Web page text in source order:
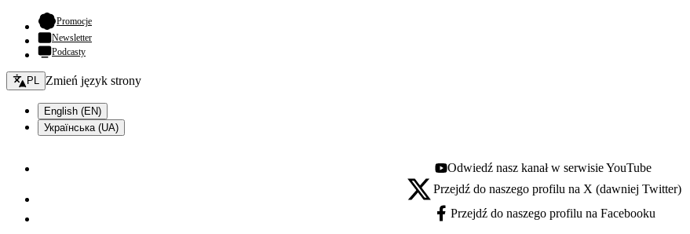
Promocje- otwiera się w nowej karcie
Newsletter
Podcasty
Zmień język - bieżący:
PL Zmień język strony
English (EN)
Українська (UA)
Youtube - otwiera się w nowej karcie
Odwiedź nasz kanał w serwisie YouTube
X - otwiera się w nowej karcie
Przejdź do naszego profilu na X (dawniej Twitter)
Facebook - otwiera się w nowej karcie
Przejdź do naszego profilu na Facebooku